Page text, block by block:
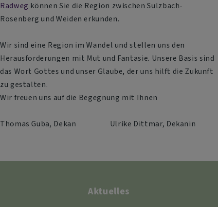
Radweg können Sie die Region zwischen Sulzbach-
Rosenberg und Weiden erkunden.
Wir sind eine Region im Wandel und stellen uns den
Herausforderungen mit Mut und Fantasie. Unsere Basis sind
das Wort Gottes und unser Glaube, der uns hilft die Zukunft
zu gestalten.
Wir freuen uns auf die Begegnung mit Ihnen
Thomas Guba, Dekan Ulrike Dittmar, Dekanin
Aktuelles